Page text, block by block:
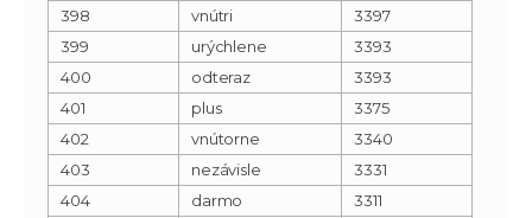
398
vnútri
3397
399
urýchlene
3393
400
odteraz
3393
401
plus
3375
402
vnútorne
3340
403
nezávisle
3331
404
darmo
3311